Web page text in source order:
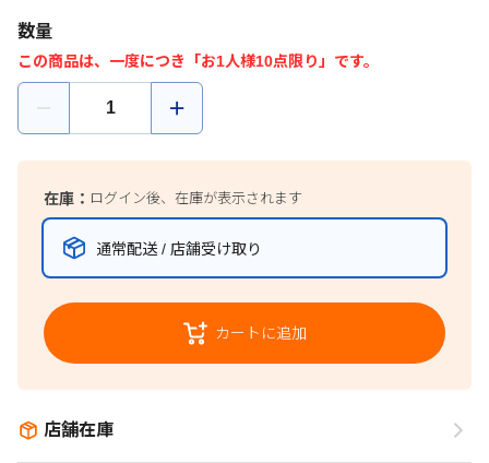
数量
この商品は、一度につき「お1人様10点限り」です。
在庫： ログイン後、在庫が表示されます
通常配送 / 店舗受け取り
カートに追加
店舗在庫